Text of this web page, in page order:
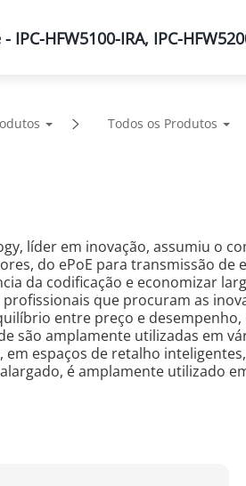
Soluções
Todos os Produtos
IPC-HFW5100-IRA, IPC-
líder em inovação, assumiu o
do ePoE para transmissão
da codificação e economizar
que procuram as
entre preço e
são amplamente utilizadas em
em espaços de retalho
é amplamente utilizado